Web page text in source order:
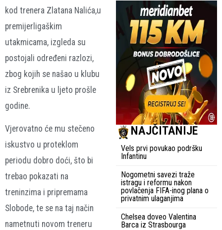
kod trenera Zlatana Nalića,u
premijerligaškim
utakmicama, izgleda su
postojali određeni razlozi,
zbog kojih se našao u klubu
iz Srebrenika u ljeto prošle
godine.
Vjerovatno će mu stečeno
iskustvo u proteklom
periodu dobro doći, što bi
trebao pokazati na
treninzima i pripremama
Slobode, te se na taj način
nametnuti novom treneru
NAJČITANIJE
Vels prvi povukao podršku
Infantinu
Nogometni savezi traže
istragu i reformu nakon
povlačenja FIFA-inog plana o
privatnim ulaganjima
Chelsea doveo Valentina
Barca iz Strasbourga